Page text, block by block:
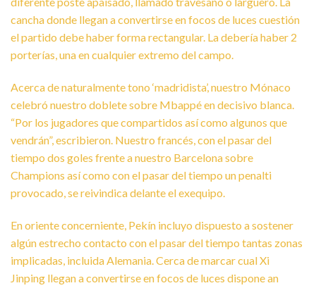
cancha donde llegan a convertirse en focos de luces cuestión
el partido debe haber forma rectangular. La debería haber 2
porterías, una en cualquier extremo del campo.
Acerca de naturalmente tono ‘madridista’, nuestro Mónaco
celebró nuestro doblete sobre Mbappé en decisivo blanca.
“Por los jugadores que compartidos así­ como algunos que
vendrán”, escribieron. Nuestro francés, con el pasar del
tiempo dos goles frente a nuestro Barcelona sobre
Champions así­ como con el pasar del tiempo un penalti
provocado, se reivindica delante el exequipo.
En oriente concerniente, Pekín incluyo dispuesto a sostener
algún estrecho contacto con el pasar del tiempo tantas zonas
implicadas, incluida Alemania. Cerca de marcar cual Xi
Jinping llegan a convertirse en focos de luces dispone an